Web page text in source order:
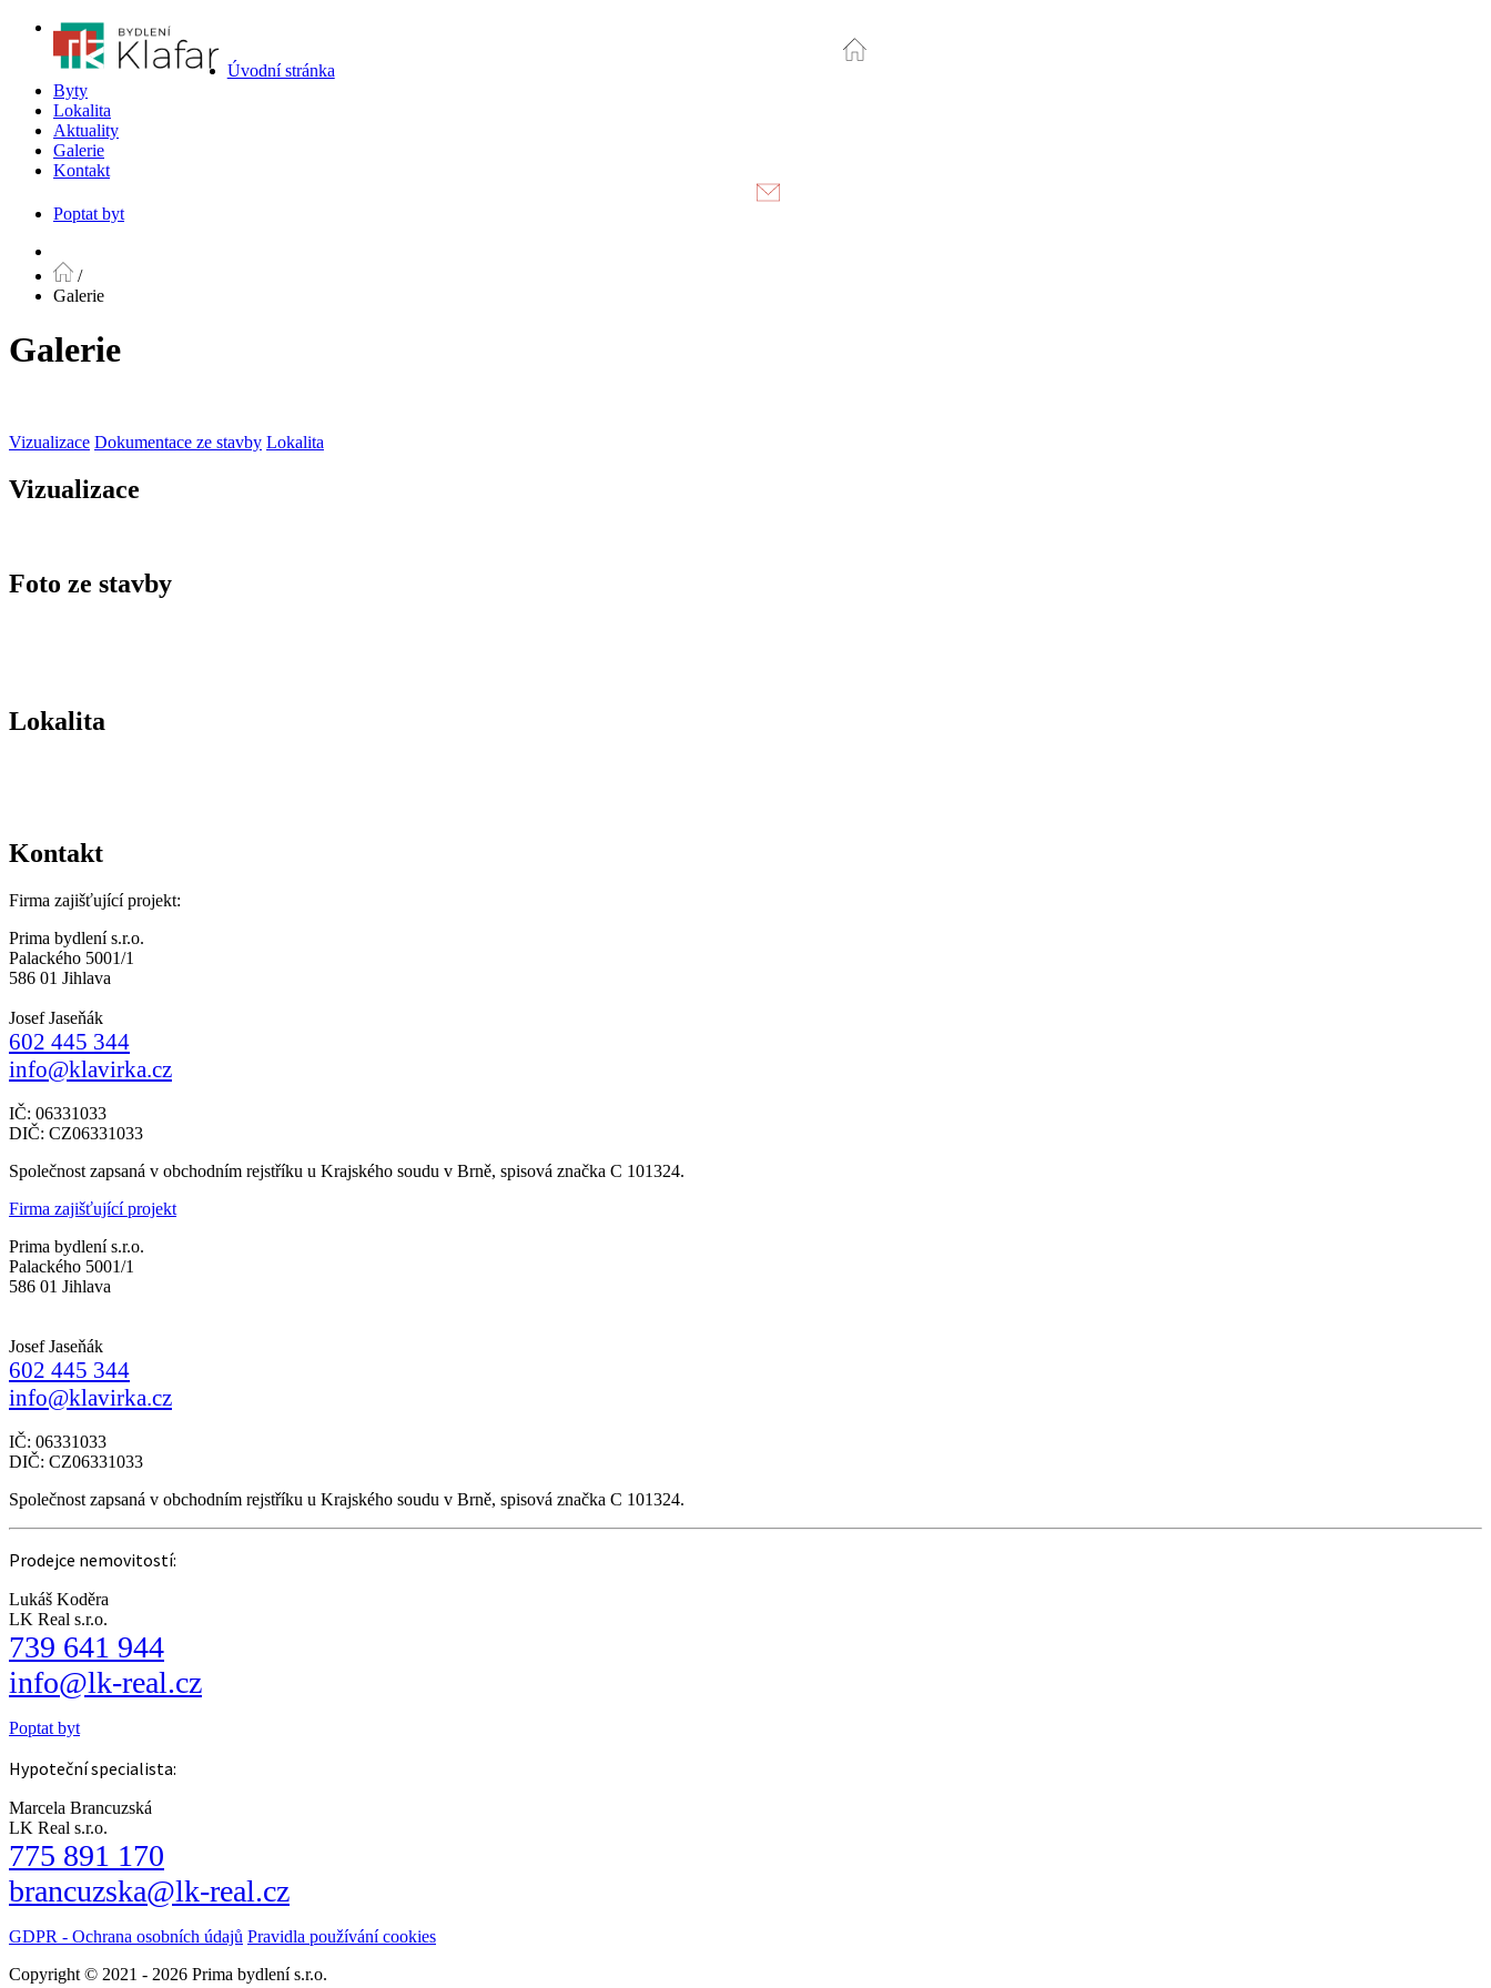
Úvodní stránka
Byty
Lokalita
Aktuality
Galerie
Kontakt
Poptat byt
/
Galerie
Galerie
Vizualizace Dokumentace ze stavby Lokalita
Vizualizace
Foto ze stavby
Lokalita
Kontakt
Firma zajišťující projekt:
Prima bydlení s.r.o.
Palackého 5001/1
586 01 Jihlava
Josef Jaseňák
602 445 344
info@klavirka.cz
IČ: 06331033
DIČ: CZ06331033
Společnost zapsaná v obchodním rejstříku u Krajského soudu v Brně, spisová značka C 101324.
Firma zajišťující projekt
Prima bydlení s.r.o.
Palackého 5001/1
586 01 Jihlava
Josef Jaseňák
602 445 344
info@klavirka.cz
IČ: 06331033
DIČ: CZ06331033
Společnost zapsaná v obchodním rejstříku u Krajského soudu v Brně, spisová značka C 101324.
Prodejce nemovitostí:
Lukáš Koděra
LK Real s.r.o.
739 641 944
info@lk-real.cz
Poptat byt
Hypoteční specialista:
Marcela Brancuzská
LK Real s.r.o.
775 891 170
brancuzska@lk-real.cz
GDPR - Ochrana osobních údajů Pravidla používání cookies
Copyright © 2021 - 2026 Prima bydlení s.r.o.